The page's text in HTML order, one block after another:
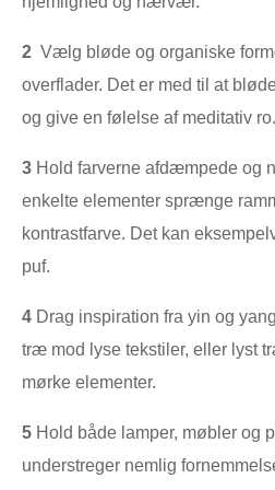
2 Vælg bløde og organiske
overflader. Det er med til at
og give en følelse af meditativ ro.
3 Hold farverne afdæmpede og
enkelte elementer sprænge
kontrastfarve. Det kan
puf.
4 Drag inspiration fra yin og
træ mod lyse tekstiler, eller lyst
mørke elementer.
5 Hold både lamper, møbler og
understreger nemlig